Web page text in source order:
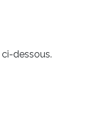
dessous.